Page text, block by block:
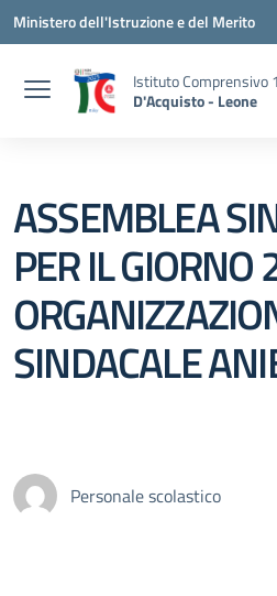
Vai ai contenuti
Vai al menu di navigazione
Vai al footer
Ministero dell'Istruzione e del Merito
Istituto Comprensivo
D'Acquisto - Leone
ASSEMBLEA
PER IL
SINDACALE
Personale scolastico